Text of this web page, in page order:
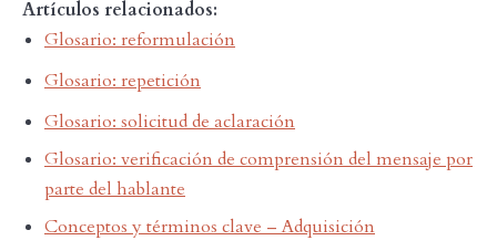
Artículos relacionados:
Glosario: reformulación
Glosario: repetición
Glosario: solicitud de aclaración
Glosario: verificación de comprensión del mensaje por
parte del hablante
Conceptos y términos clave – Adquisición